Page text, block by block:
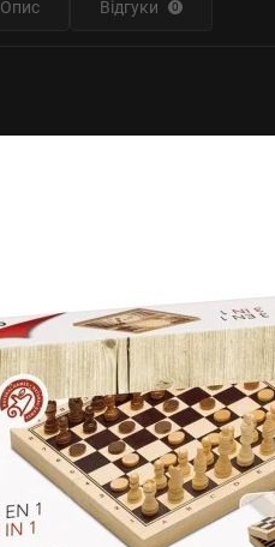
Опис Відгуки 0